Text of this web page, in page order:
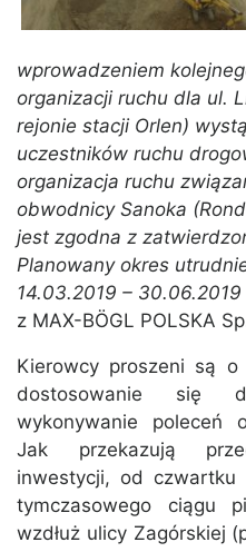
wprowadzeniem
organizacji ruchu dla ul.
rejonie stacji Orlen)
uczestników ruchu
organizacja ruchu
obwodnicy Sanoka
jest zgodna z
Planowany okres
14.03.2019 – 30.06.2019
z MAX-BÖGL POLSKA
Kierowcy proszeni są
dostosowanie się
wykonywanie poleceń
Jak przekazują
inwestycji, od
tymczasowego ciągu
wzdłuż ulicy Zagórskiej